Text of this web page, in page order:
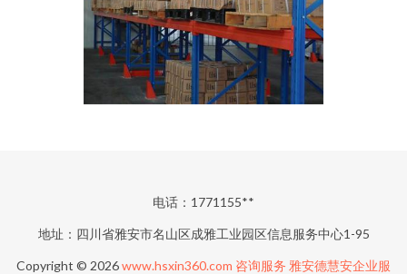
电话：1771155**
地址：四川省雅安市名山区成雅工业园区信息服务中心1-95
Copyright © 2026www.hsxin360.com 咨询服务 雅安德慧安企业服